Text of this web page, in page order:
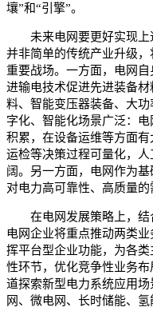
壤”和“引擎”。
未来电网要更好实现
并非简单的传统产业升级
重要战场。一方面，电网
进输电技术促进先进装备
料、智能变压器装备、大
字化、智能化场景广泛：
积累，在设备运维等方面
运检等决策过程可量化，
阔。另一方面，电网作为
对电力高可靠性、高质量的
在电网发展策略上，结
电网企业将重点推动两类
挥平台型企业功能，为各
性环节，优化竞争性业务
道探索新型电力系统应用
网、微电网、长时储能、氢